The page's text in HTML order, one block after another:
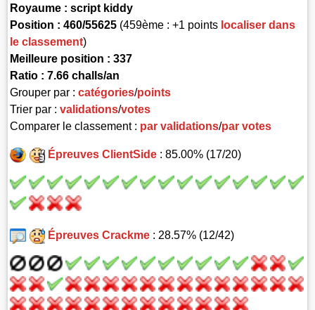
Royaume : script kiddy
Position : 460/55625 (459ème : +1 points localiser dans
le classement)
Meilleure position : 337
Ratio : 7.66 challs/an
Grouper par :catégories/points
Trier par :validations/votes
Comparer le classement : par validations/par votes
Épreuves ClientSide: 85.00% (17/20)
Épreuves Crackme: 28.57% (12/42)